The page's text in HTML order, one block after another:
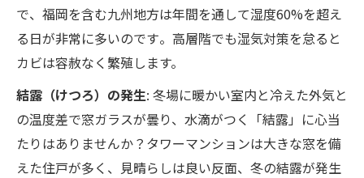
で​、福岡を含む九州地方は年間を通して湿度60%を超え
る日が非常に多いのです​。高層階でも湿気対策を怠ると
カビは容赦なく繁殖します。
結露（けつろ）の発生: 冬場に暖かい室内と冷えた外気と
の温度差で窓ガラスが曇り、水滴がつく「結露」に心当
たりはありませんか？タワーマンションは大きな窓を備
えた住戸が多く、見晴らしは良い反面、冬の結露が発生